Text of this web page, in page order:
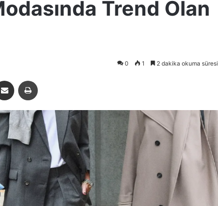
Trend Olan
0 1 2 dakika okuma süresi
E-Posta ile paylaş